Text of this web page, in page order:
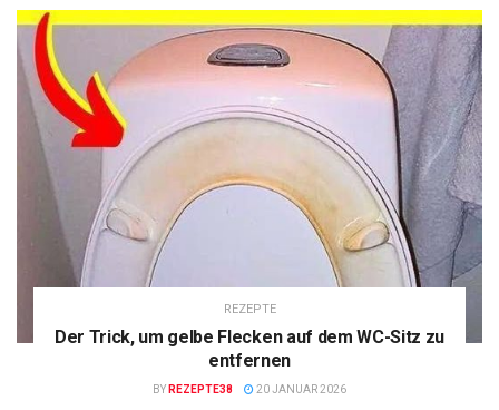
REZEPTE
Der Trick, um gelbe Flecken auf dem WC-Sitz zu
entfernen
BY REZEPTE38 20 JANUAR 2026